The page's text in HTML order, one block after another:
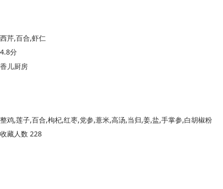
西芹,百合,虾仁
4.8分
香儿厨房
整鸡,莲子,百合,枸杞,红枣,党参,薏米,高汤,当归,姜,盐,手掌参,白胡椒粉
收藏人数 228